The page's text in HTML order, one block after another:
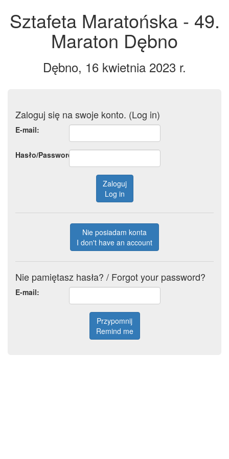
Sztafeta Maratońska - 49.
Maraton Dębno
Dębno, 16 kwietnia 2023 r.
Zaloguj się na swoje konto. (Log in)
E-mail:
Hasło/Password
Zaloguj
Log in
Nie posiadam konta
I don't have an account
Nie pamiętasz hasła? / Forgot your password?
E-mail:
Przypomnij
Remind me